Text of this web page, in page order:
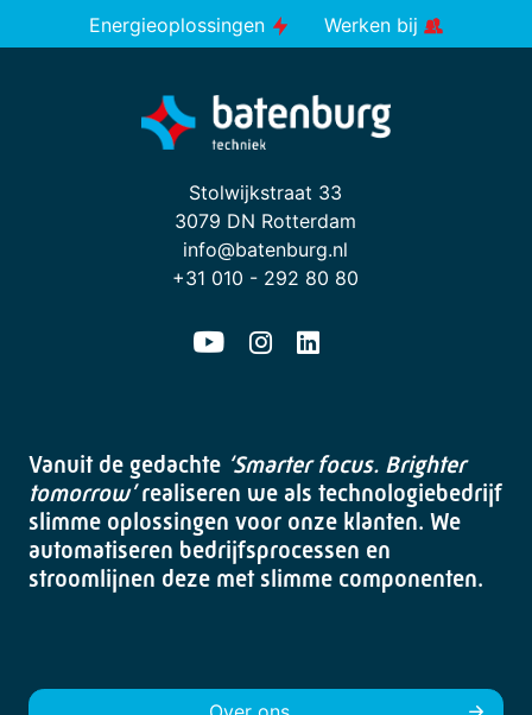
Energieoplossingen
Werken bij
Stolwijkstraat 33
3079 DN Rotterdam
info@batenburg.nl
+31 010 - 292 80 80
Vanuit de gedachte ‘Smarter focus. Brighter
tomorrow’realiseren we als technologiebedrijf
slimme oplossingen voor onze klanten. We
automatiseren bedrijfsprocessen en
stroomlijnen deze met slimme componenten.